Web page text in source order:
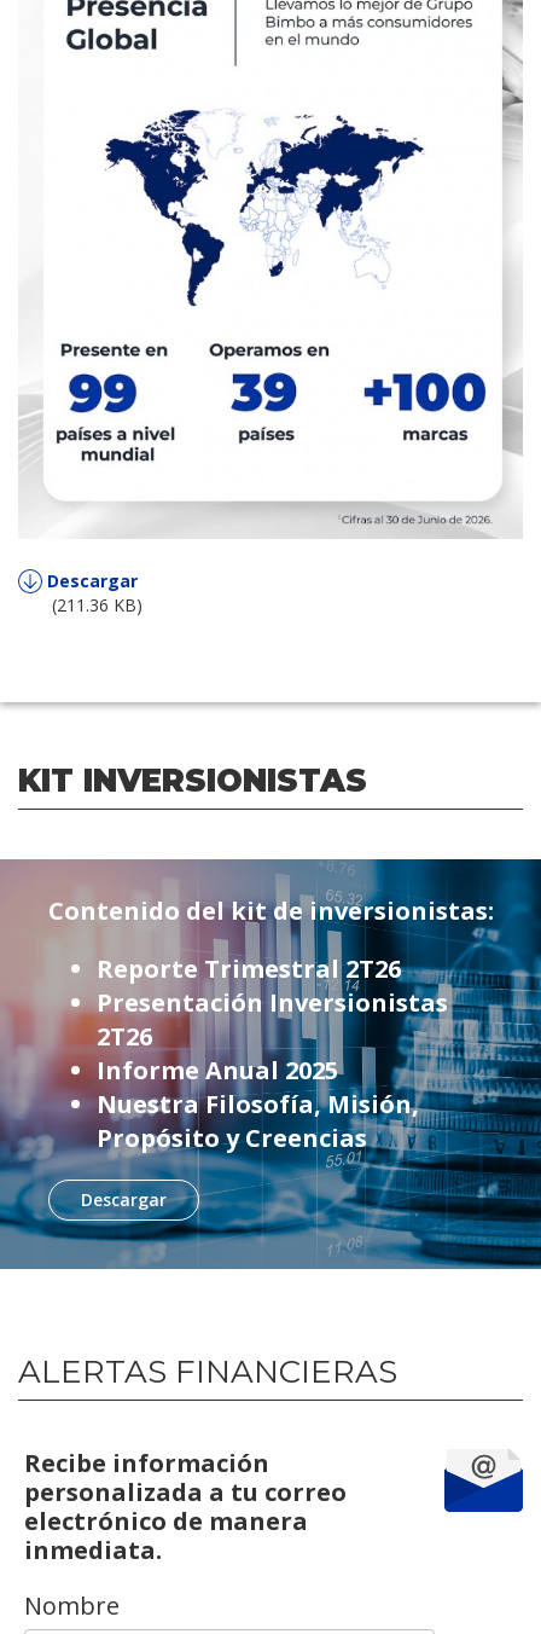
Descargar
(211.36 KB)
KIT INVERSIONISTAS
Contenido del kit de inversionistas:
Reporte Trimestral 2T26
Presentación Inversionistas
2T26
Informe Anual 2025
Nuestra Filosofía, Misión,
Propósito y Creencias
Descargar
ALERTAS FINANCIERAS
Recibe información
personalizada a tu correo
electrónico de manera
inmediata.
Nombre